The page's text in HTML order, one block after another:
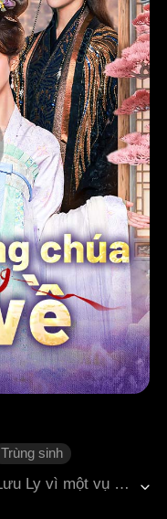
Trùng sinh
Hoàng thái nữ triều Đại Hạ Tiêu Lưu Ly vì một vụ ám sát bất ngờ mà qua đời. Sau khi chết, nàng mới biết thế giới mình đang sống thực chất chỉ là một quyển tiểu thuyết, còn bản thân cùng hai người em trai chỉ là vai phụ hy sinh, bị lợi dụng để nâng đỡ nữ chính Liễu Vân Hy. Cái chết đầy nghi hoặc của nàng cũng chỉ là để phục vụ cốt truyện, nhường đường cho nữ chính. Khi mở mắt lần nữa, Tiêu Lưu Ly sống lại về mười năm sau ngày mình chết. Không thể chấp nhận việc hai người em trai trở thành quân cờ hi sinh, nàng quyết định uốn nắn lại người em ăn chơi trác táng, chỉnh đốn lại cục diện triều đình.Trong khi đó, nàng không hề hay biết rằng Nhiếp chính vương Thẩm Mặc từ lâu đã đem lòng si mê nàng sâu đậm. Thậm chí, việc hắn hết lòng phụ tá cho Tiêu Cảnh Hành, người em trai từng sa đọa cũng là vì y chính là di vật duy nhất mà Tiêu Lưu Ly để lại trên thế gian này.